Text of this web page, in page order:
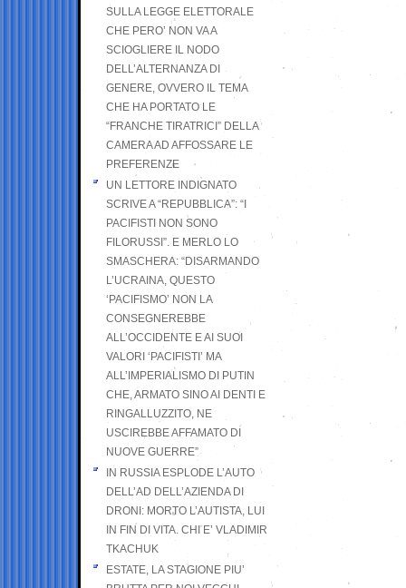
SULLA LEGGE ELETTORALE
CHE PERO’ NON VA A
SCIOGLIERE IL NODO
DELL’ALTERNANZA DI
GENERE, OVVERO IL TEMA
CHE HA PORTATO LE
“FRANCHE TIRATRICI” DELLA
CAMERA AD AFFOSSARE LE
PREFERENZE
UN LETTORE INDIGNATO
SCRIVE A “REPUBBLICA”: “I
PACIFISTI NON SONO
FILORUSSI”. E MERLO LO
SMASCHERA: “DISARMANDO
L’UCRAINA, QUESTO
‘PACIFISMO’ NON LA
CONSEGNEREBBE
ALL’OCCIDENTE E AI SUOI
VALORI ‘PACIFISTI’ MA
ALL’IMPERIALISMO DI PUTIN
CHE, ARMATO SINO AI DENTI E
RINGALLUZZITO, NE
USCIREBBE AFFAMATO DI
NUOVE GUERRE”
IN RUSSIA ESPLODE L’AUTO
DELL’AD DELL’AZIENDA DI
DRONI: MORTO L’AUTISTA, LUI
IN FIN DI VITA. CHI E’ VLADIMIR
TKACHUK
ESTATE, LA STAGIONE PIU’